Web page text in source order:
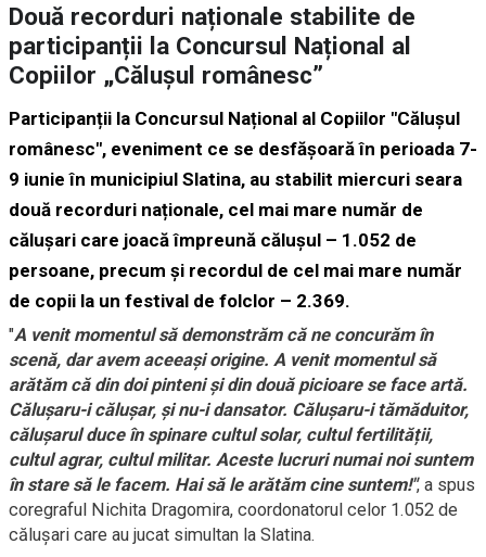
Două recorduri naționale stabilite de
participanții la Concursul Național al
Copiilor „Călușul românesc”
Participanții la Concursul Național al Copiilor "Călușul
românesc", eveniment ce se desfășoară în perioada 7-
9 iunie în municipiul Slatina, au stabilit miercuri seara
două recorduri naționale, cel mai mare număr de
călușari care joacă împreună călușul – 1.052 de
persoane, precum și recordul de cel mai mare număr
de copii la un festival de folclor – 2.369.
"A venit momentul să demonstrăm că ne concurăm în
scenă, dar avem aceeași origine. A venit momentul să
arătăm că din doi pinteni și din două picioare se face artă.
Călușaru-i călușar, și nu-i dansator. Călușaru-i tămăduitor,
călușarul duce în spinare cultul solar, cultul fertilității,
cultul agrar, cultul militar. Aceste lucruri numai noi suntem
în stare să le facem. Hai să le arătăm cine suntem!", a spus
coregraful Nichita Dragomira, coordonatorul celor 1.052 de
călușari care au jucat simultan la Slatina.